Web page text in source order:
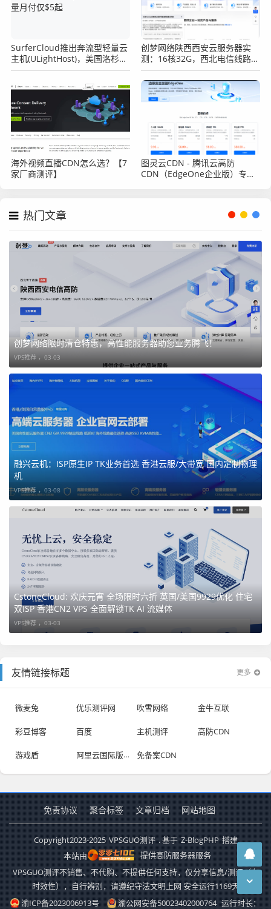
SurferCloud推出奔流型轻量云
主机(ULightHost)，美国洛杉矶
机房，200Mbps带宽不限流量
创梦网络陕西西安云服务器实
测：16核32G，西北电信线路跑
起来到底怎么样？
海外视频直播CDN怎么选？【7
家厂商测评】
图灵云CDN - 腾讯云高防
CDN（EdgeOne企业版）专属
热门文章
创梦网络限时清仓特惠，高性能服务器助您业务腾飞！
VPS推荐 ， 03-03
融兴云机：ISP原生IP TK业务首选 香港云服/大带宽 国内定制物理
机
VPS推荐 ， 03-08
CstoneCloud: 欢庆元宵 全场限时六折 英国/美国9929优化 住宅
双ISP 香港CN2 VPS 全面解锁TK AI 流媒体
VPS推荐 ， 03-03
友情链接标题 更多
微麦兔 优乐测评网 吹雪网络 金牛互联
彩豆博客 百度 主机测评 高防CDN
游戏盾 阿里云国际版优惠 免备案CDN
免责协议 聚合标签 文章归档 网站地图
Copyright2023-2025 VPSGUO测评 . 基于 Z-BlogPHP 搭建
本站由
提供高防服务器服务
VPSGUO测评不销售、不代购、不提供任何支持，仅分享信息/测评（有
时效性），自行辨别，请遵纪守法文明上网 安全运行1169天
渝ICP备2023006913号
渝公网安备50023402000764 运行时长：